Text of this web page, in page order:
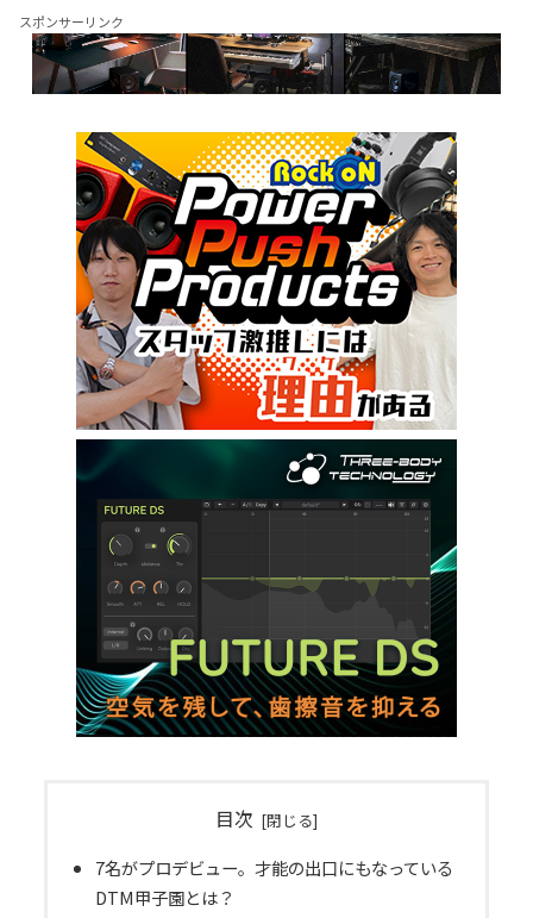
スポンサーリンク
目次
7名がプロデビュー。才能の出口にもなっている
DTM甲子園とは？